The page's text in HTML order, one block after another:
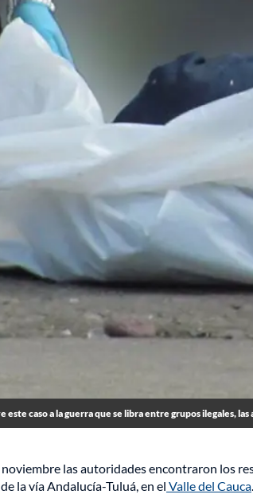
este caso a la guerra que se libra entre grupos ilegales,
las autoridades encontraron los
la vía Andalucía-Tuluá, en el Valle del Cauca.